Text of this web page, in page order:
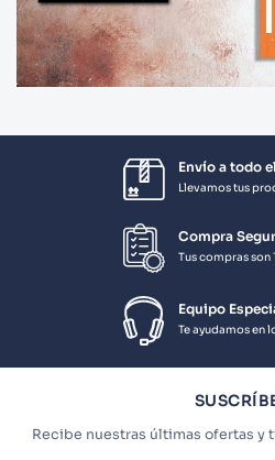
Envío a todo
Llevamos tus
Compra
Tus compras
Equipo
Te ayudamos en
Recibe nuestras últimas ofertas y